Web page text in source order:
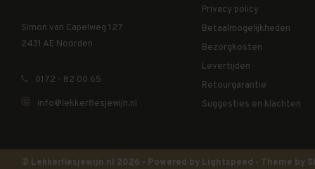
Simon van Capelweg 127
2431 AE Noorden
0172 - 82 00 65
info@lekkerflesjewijn.nl
Privacy policy
Betaalmogelijkheden
Bezorgkosten
Levertijden
Retourgarantie
Suggesties en klachten
© Lekkerflesjewijn.nl 2026 - Powered by Lightspeed - Theme by